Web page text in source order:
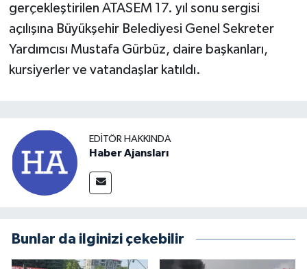
gerçekleştirilen ATASEM 17. yıl sonu sergisi
açılışına Büyükşehir Belediyesi Genel Sekreter
Yardımcısı Mustafa Gürbüz, daire başkanları,
kursiyerler ve vatandaşlar katıldı.
EDITÖR HAKKINDA
Haber Ajansları
Bunlar da ilginizi çekebilir